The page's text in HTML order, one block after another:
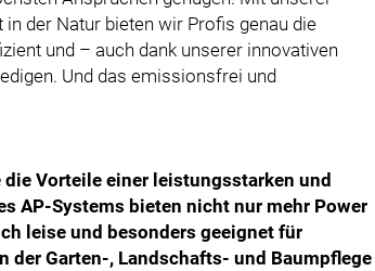
der Natur bieten wir Profis genau die
und – auch dank unserer innovativen
Und das emissionsfrei und
Vorteile einer leistungsstarken und
AP-Systems bieten nicht nur mehr Power
leise und besonders geeignet für
der Garten-, Landschafts- und Baumpflege